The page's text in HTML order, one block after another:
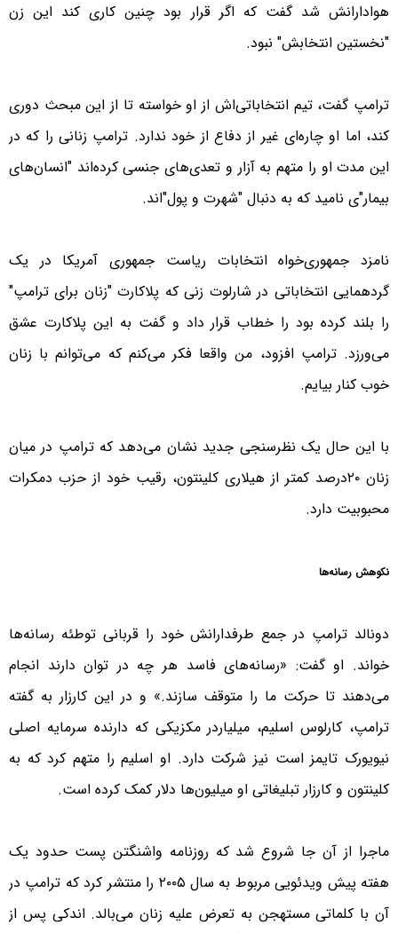
هوادارانش شد گفت که اگر قرار بود چنین کاری کند این زن
"نخستین انتخابش" نبود.
ترامپ گفت، تیم انتخاباتی‌اش از او خواسته تا از این مبحث دوری
کند، اما او چاره‌ای غیر از دفاع از خود ندارد. ترامپ زنانی را که در
این مدت او را متهم به آزار و تعدی‌های جنسی کرده‌اند "انسان‌های
بیمار"ی نامید که به دنبال "شهرت و پول"اند.
نامزد جمهوری‌خواه انتخابات ریاست جمهوری آمریکا در یک
گردهمایی انتخاباتی در شارلوت زنی که پلاکارت "زنان برای ترامپ"
را بلند کرده بود را خطاب قرار داد و گفت به این پلاکارت عشق
می‌ورزد. ترامپ افزود، من واقعا فکر می‌کنم که می‌توانم با زنان
خوب کنار بیایم.
با این حال یک نظرسنجی جدید نشان می‌دهد که ترامپ در میان
زنان ۲۰درصد کمتر از هیلاری کلینتون، رقیب خود از حزب دمکرات
محبوبیت دارد.
نکوهش رسانه‌ها
دونالد ترامپ در جمع طرفدارانش خود را قربانی توطئه رسانه‌ها
خواند. او گفت: «رسانه‌‌های فاسد هر چه در توان دارند انجام
می‌دهند تا حرکت ما را متوقف سازند.» و در این کارزار به گفته
ترامپ، کارلوس اسلیم، میلیاردر مکزیکی که دارنده سرمایه اصلی
نیویورک ‌تایمز است نیز شرکت دارد. او اسلیم را متهم کرد که به
کلینتون و کارزار تبلیغاتی او میلیون‌ها دلار کمک کرده است.
ماجرا از آن جا شروع شد که روزنامه واشنگتن پست حدود یک
هفته پیش ویدئویی مربوط به سال ۲۰۰۵ را منتشر کرد که ترامپ در
آن با کلماتی مستهجن به تعرض علیه زنان می‌بالد. اندکی پس از